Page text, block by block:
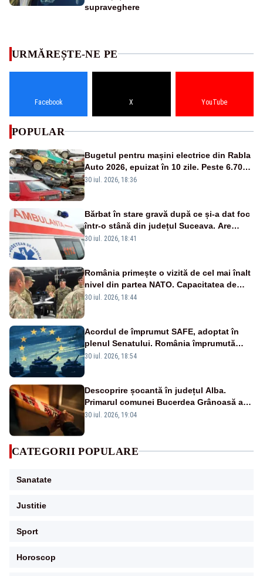
supraveghere
URMĂREȘTE-NE PE
Facebook X YouTube
POPULAR
Bugetul pentru mașini electrice din Rabla
Auto 2026, epuizat în 10 zile. Peste 6.700
de dosare depuse
30 iul. 2026, 18:36
Bărbat în stare gravă după ce și-a dat foc
într-o stână din județul Suceava. Are
arsuri pe 90% din corp
30 iul. 2026, 18:41
România primește o vizită de cel mai înalt
nivel din partea NATO. Capacitatea de
mobilizare militară, în centrul discuțiilor
30 iul. 2026, 18:44
Acordul de împrumut SAFE, adoptat în
plenul Senatului. România împrumută
16,68 miliarde de euro
30 iul. 2026, 18:54
Descoprire șocantă în județul Alba.
Primarul comunei Bucerdea Grânoasă a
fost găsit spânzurat
30 iul. 2026, 19:04
CATEGORII POPULARE
Sanatate
Justitie
Sport
Horoscop